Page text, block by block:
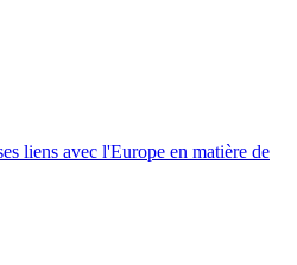
liens avec l'Europe en matière de